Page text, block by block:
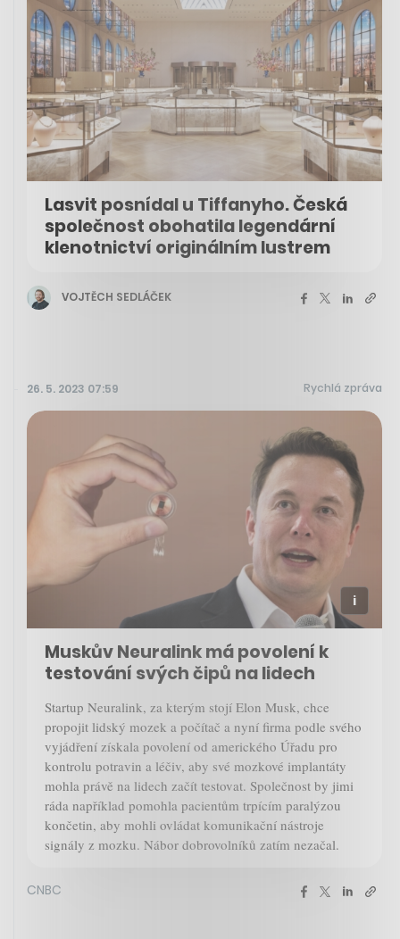
Lasvit posnídal u Tiffanyho. Česká
společnost obohatila legendární
klenotnictví originálním lustrem
VOJTĚCH SEDLÁČEK
26. 5. 2023 07:59 Rychlá zpráva
Muskův Neuralink má povolení k
testování svých čipů na lidech
Startup Neuralink, za kterým stojí Elon Musk, chce
propojit lidský mozek a počítač a nyní firma podle svého
vyjádření získala povolení od amerického Úřadu pro
kontrolu potravin a léčiv, aby své mozkové implantáty
mohla právě na lidech začít testovat. Společnost by jimi
ráda například pomohla pacientům trpícím paralýzou
končetin, aby mohli ovládat komunikační nástroje
signály z mozku. Nábor dobrovolníků zatím nezačal.
CNBC